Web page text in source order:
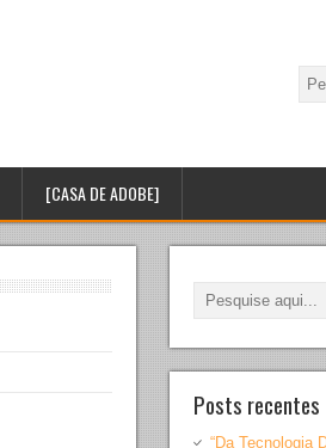
[CASA DE ADOBE]
Posts recentes
“Da Tecnologia